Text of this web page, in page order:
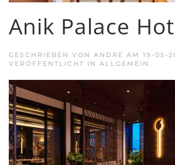
Anik Palace
GESCHRIEBEN VON ANDRE AM 19-05-
VERÖFFENTLICHT IN ALLGEMEIN.